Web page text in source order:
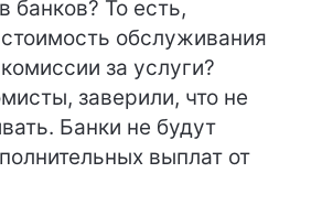
банков? То есть,
обслуживания
за услуги?
заверили, что не
Банки не будут
выплат от